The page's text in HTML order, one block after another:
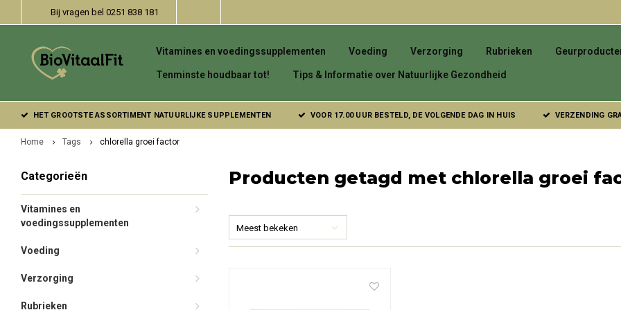
Bij vragen bel 0251 838 181
Vitamines en voedingssupplementen Voeding Verzorging Rubrieken
Tenminste houdbaar tot! Tips & Informatie over Natuurlijke Gezondheid
HET GROOTSTE ASSORTIMENT NATUURLIJKE SUPPLEMENTEN VOOR 17.00 UUR BESTELD, DE VOLGENDE DAG IN HUIS VERZENDING
Home Tags chlorella groei factor
Categorieën
Vitamines en
voedingssupplementen
Voeding
Verzorging
Rubrieken
Producten getagd met chlorella groei
Meest bekeken